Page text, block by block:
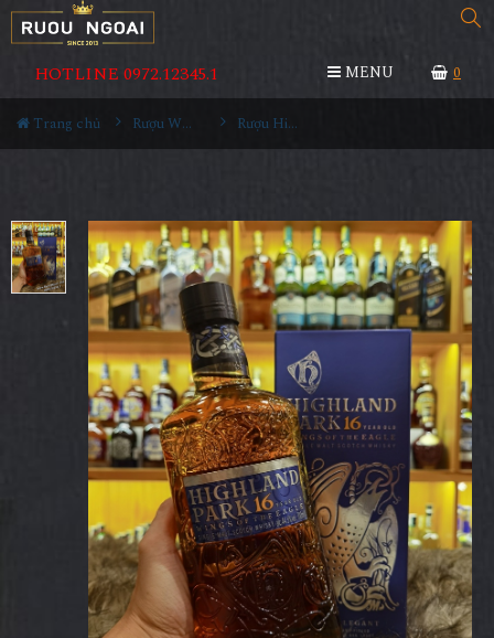
0
HOTLINE 0972.12345.1 MENU
Trang chủ Rượu Whisky Rượu Highland Park 16YO Wings Of The Eagle